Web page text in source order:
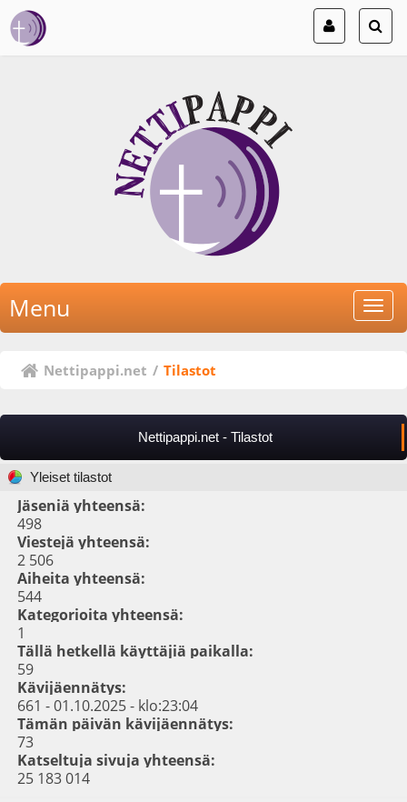
Menu
Nettipappi.net / Tilastot
Nettipappi.net - Tilastot
Yleiset tilastot
Jäseniä yhteensä:
498
Viestejä yhteensä:
2 506
Aiheita yhteensä:
544
Kategorioita yhteensä:
1
Tällä hetkellä käyttäjiä paikalla:
59
Kävijäennätys:
661 - 01.10.2025 - klo:23:04
Tämän päivän kävijäennätys:
73
Katseltuja sivuja yhteensä:
25 183 014